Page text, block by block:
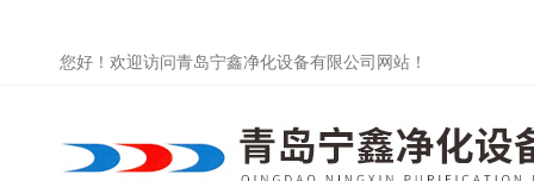
您好！欢迎访问青岛宁鑫净化设备有限公司网站！